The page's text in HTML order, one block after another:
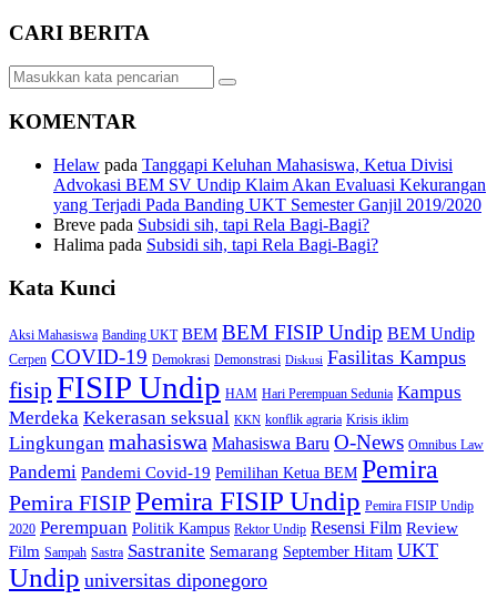
CARI BERITA
KOMENTAR
Helaw pada Tanggapi Keluhan Mahasiswa, Ketua Divisi
Advokasi BEM SV Undip Klaim Akan Evaluasi Kekurangan
yang Terjadi Pada Banding UKT Semester Ganjil 2019/2020
Breve pada Subsidi sih, tapi Rela Bagi-Bagi?
Halima pada Subsidi sih, tapi Rela Bagi-Bagi?
Kata Kunci
Aksi Mahasiswa Banding UKT BEM BEM FISIP Undip BEM Undip
Cerpen COVID-19 Demokrasi Demonstrasi Diskusi Fasilitas Kampus
fisipFISIP Undip HAM Hari Perempuan Sedunia Kampus
Merdeka Kekerasan seksual KKN konflik agraria Krisis iklim
Lingkungan mahasiswa Mahasiswa Baru O-News Omnibus Law
Pandemi Pandemi Covid-19 Pemilihan Ketua BEM Pemira
Pemira FISIPPemira FISIP Undip Pemira FISIP Undip
2020 Perempuan Politik Kampus Rektor Undip Resensi Film Review
Film Sampah Sastra Sastranite Semarang September Hitam UKT
Undip universitas diponegoro